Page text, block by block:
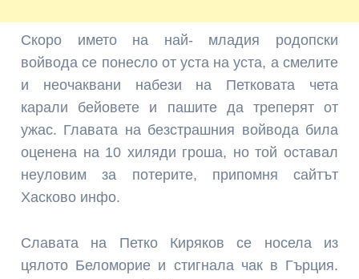
Скоро името на най- младия родопски
войвода се понесло от уста на уста, а смелите
и неочаквани набези на Петковата чета
карали бейовете и пашите да треперят от
ужас. Главата на безстрашния войвода била
оценена на 10 хиляди гроша, но той оставал
неуловим за потерите, припомня сайтът
Хасково инфо.
Славата на Петко Киряков се носела из
цялото Беломорие и стигнала чак в Гърция.